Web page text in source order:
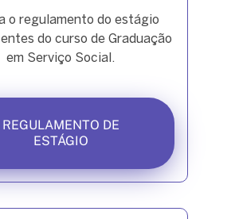
o regulamento do estágio
do curso de Graduação
em Serviço Social.
REGULAMENTO DE
ESTÁGIO